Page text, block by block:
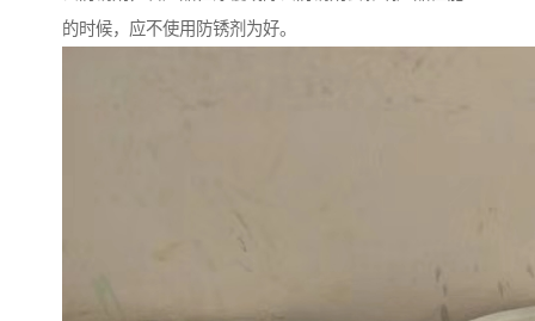
的时候，应不使用防锈剂为好。